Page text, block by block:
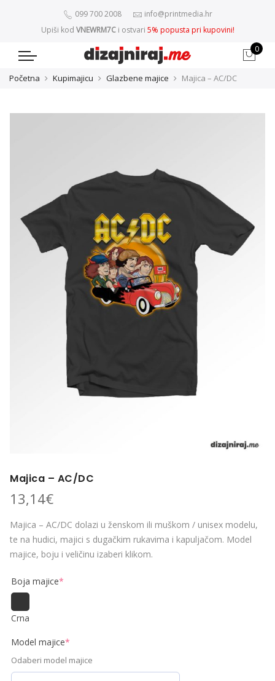
099 700 2008
info@printmedia.hr
Upiši kod VNEWRM7C i ostvari 5% popusta pri kupovini!
0
Početna Kupimajicu Glazbene majice Majica – AC/DC
Majica – AC/DC
13,14€
Majica – AC/DC dolazi u ženskom ili muškom / unisex modelu,
te na hudici, majici s dugačkim rukavima i kapuljačom. Model
majice, boju i veličinu izaberi klikom.
Boja majice*
Crna
Model majice*
Odaberi model majice